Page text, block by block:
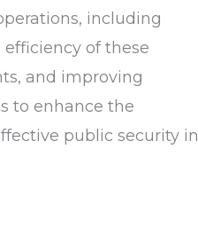
including
of these
and improving
to enhance the
public security in